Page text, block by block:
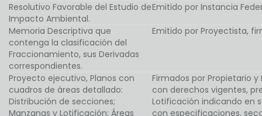
Resolutivo Favorable del Estudio de
Impacto Ambiental.
Emitido por Instancia
Memoria Descriptiva que
contenga la clasificación del
Fraccionamiento, sus Derivadas
correspondientes.
Emitido por Proyectista,
Proyecto ejecutivo, Planos con
cuadros de áreas detallado:
Distribución de secciones;
Manzanas y Lotificación; Áreas
Firmados por Propietario
con derechos vigentes,
Lotificación indicando en
con especificaciones,